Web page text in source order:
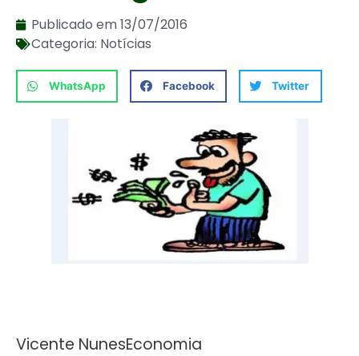
Publicado em13/07/2016
Categoria: Notícias
WhatsApp Facebook Twitter
Vicente NunesEconomia